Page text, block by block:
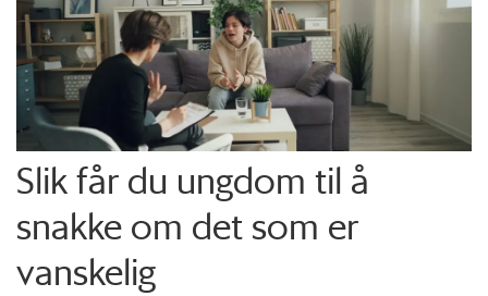
Slik får du ungdom til å
snakke om det som er
vanskelig